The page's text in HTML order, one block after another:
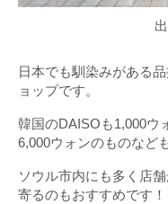
日本でも馴染みがある
ョップです。
韓国のDAISOも1,000ウ
6,000ウォンのものなど
ソウル市内にも多く店
寄るのもおすすめです！